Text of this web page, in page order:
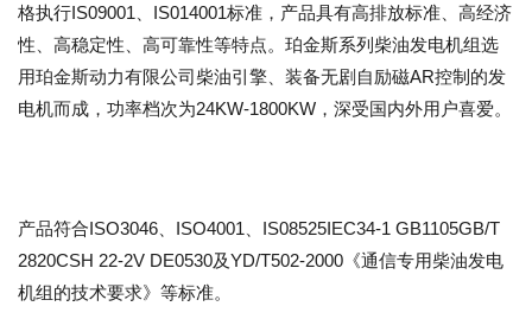
格执行IS09001、IS014001标准，产品具有高排放标准、高经济
性、高稳定性、高可靠性等特点。珀金斯系列柴油发电机组选
用珀金斯动力有限公司柴油引擎、装备无剧自励磁AR控制的发
电机而成，功率档次为24KW-1800KW，深受国内外用户喜爱。
产品符合ISO3046、ISO4001、IS08525IEC34-1 GB1105GB/T
2820CSH 22-2V DE0530及YD/T502-2000《通信专用柴油发电
机组的技术要求》等标准。